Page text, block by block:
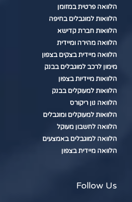
הלוואה פרטית במזומן
הלוואות למוגבלים בחיפה
הלוואות חברת קדישא
הלוואה מהירה ומיידית
הלוואה מיידית בצקים בצפון
מימון לרכב למוגבלים בבנק
הלוואות מיידיות בצפון
הלוואות למעוקלים בבנק
הלוואה נון ריקורס
הלוואות למעוקלים ומוגבלים
הלוואה לחשבון מעוקל
הלוואה למוגבלים באמצעים
הלוואה מיידית בצפון
Follow Us